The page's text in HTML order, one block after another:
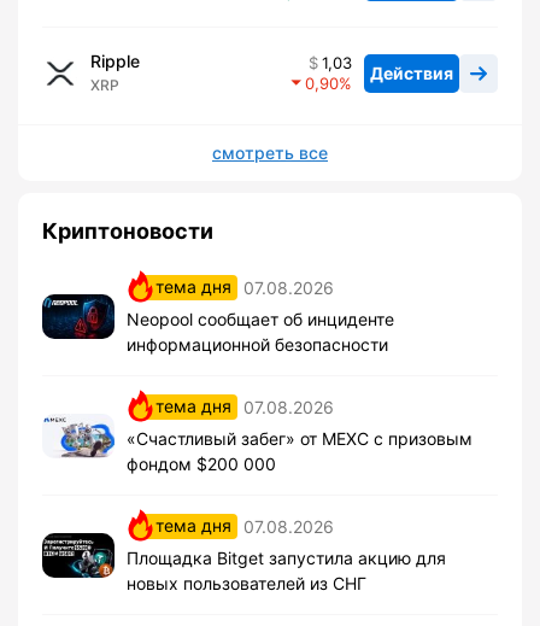
Ripple
XRP
1,03
0,90
Действия
смотреть все
Криптоновости
тема дня
07.08.2026
Neopool сообщает об инциденте
информационной безопасности
тема дня
07.08.2026
«Счастливый забег» от MEXC с призовым
фондом $200 000
тема дня
07.08.2026
Площадка Bitget запустила акцию для
новых пользователей из СНГ